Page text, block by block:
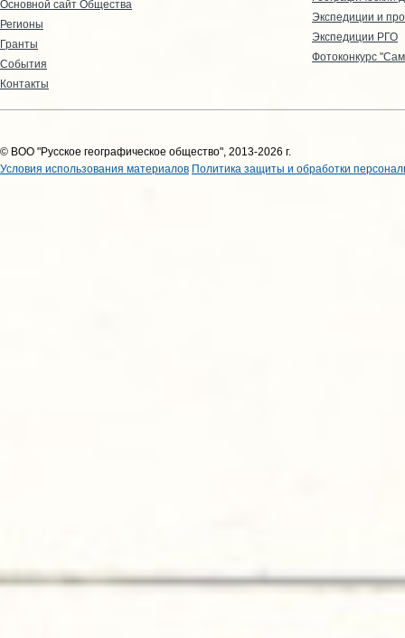
Основной сайт Общества
Регионы
Гранты
События
Контакты
Экспедиции и
Экспедиции РГО
Фотоконкурс
© ВОО "Русское географическое общество", 2013-2026 г.
Условия использования материалов Политика защиты и обработки